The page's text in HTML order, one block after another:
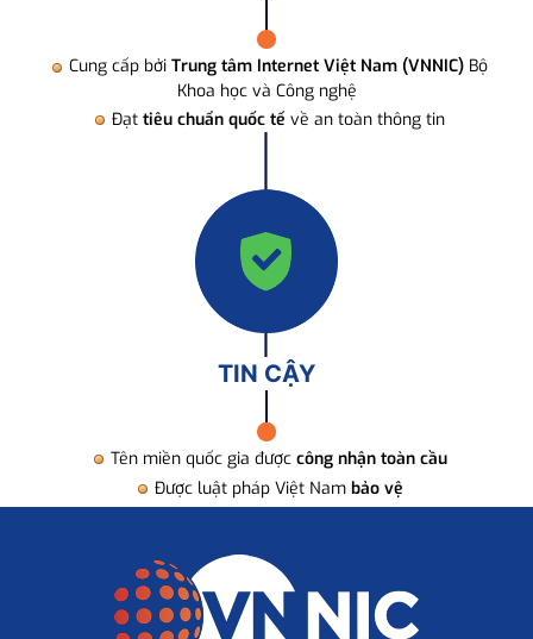
Cung cấp bởi Trung tâm Internet Việt Nam (VNNIC) Bộ
Khoa học và Công nghệ
Đạt tiêu chuẩn quốc tế về an toàn thông tin
TIN CẬY
Tên miền quốc gia được công nhận toàn cầu
Được luật pháp Việt Nam bảo vệ